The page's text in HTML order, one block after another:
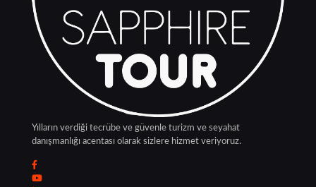
Yılların verdiği tecrübe ve güvenle turizm ve seyahat
danışmanlığı acentası olarak sizlere hizmet veriyoruz.